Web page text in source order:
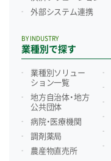
外部システム連携
業種別で探す
BY INDUSTRY
業種別ソリュー
ション一覧
地方自治体・地方
公共団体
病院・医療機関
調剤薬局
農産物直売所